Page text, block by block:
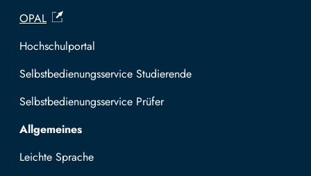
OPAL
Hochschulportal
Selbstbedienungsservice Studierende
Selbstbedienungsservice Prüfer
Allgemeines
Leichte Sprache